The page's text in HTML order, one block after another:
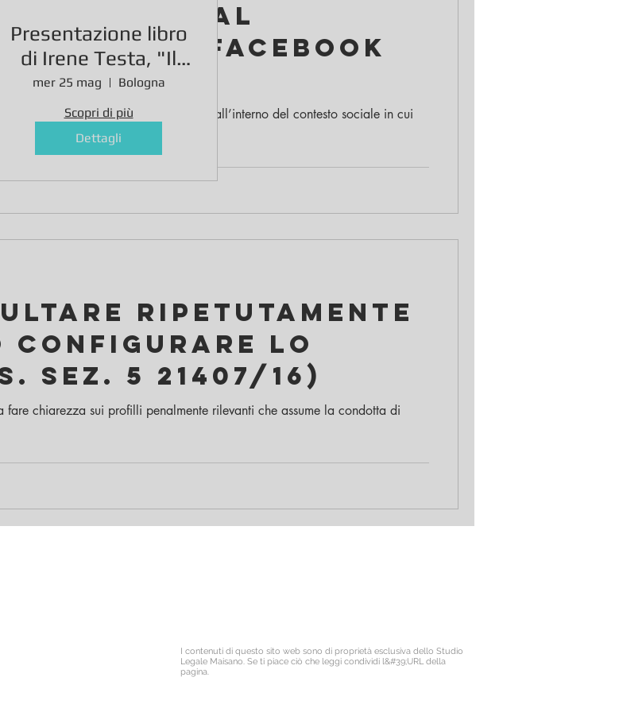
ONLINE: ok al
pagina Facebook
offese
estremamente rilevante all’interno del contesto sociale in cui
ripetutamente
configurare lo
Sez. 5 21407/16)
chiarezza sui profilli penalmente rilevanti che assume la condotta di
Presentazione libro
di Irene Testa, "Il
fatto non sussiste"
mer 25 mag
Bologna
Scopri di più
Dettagli
I contenuti di questo sito web sono di proprietà esclusiva dello Studio
Legale Maisano. Se ti piace ciò che leggi condividi l&#39;URL della
pagina.